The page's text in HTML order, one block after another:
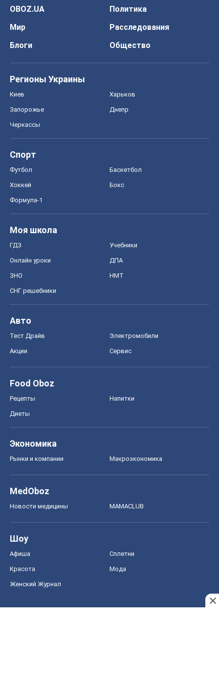
OBOZ.UA
Политика
Мир
Расследования
Блоги
Общество
Регионы Украины
Киев Харьков
Запорожье Днепр
Черкассы
Спорт
Футбол Баскетбол
Хоккей Бокс
Формула-1
Моя школа
ГДЗ Учебники
Онлайн уроки ДПА
ЗНО НМТ
СНГ решебники
Авто
Тест Драйв Электромобили
Акции Сервис
Food Oboz
Рецепты Напитки
Диеты
Экономика
Рынки и компании Mакроэкономика
MedOboz
Новости медицины MAMACLUB
Шоу
Афиша Сплетни
Красота Мода
Женский Журнал